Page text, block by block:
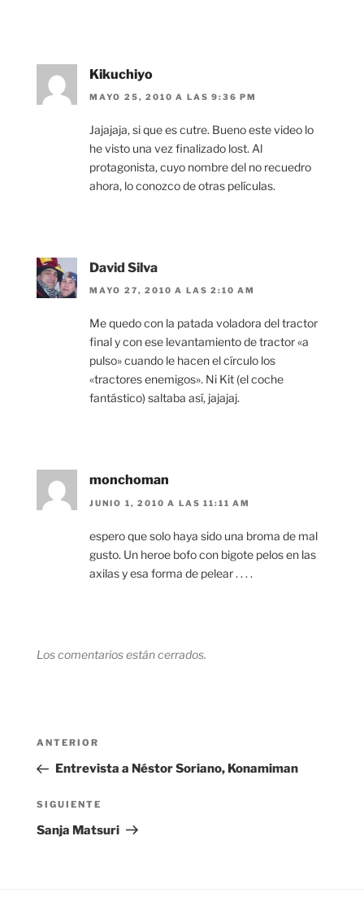
Kikuchiyo
MAYO 25, 2010 A LAS 9:36 PM
Jajajaja, si que es cutre. Bueno este video lo
he visto una vez finalizado lost. Al
protagonista, cuyo nombre del no recuedro
ahora, lo conozco de otras películas.
David Silva
MAYO 27, 2010 A LAS 2:10 AM
Me quedo con la patada voladora del tractor
final y con ese levantamiento de tractor «a
pulso» cuando le hacen el círculo los
«tractores enemigos». Ni Kit (el coche
fantástico) saltaba así, jajajaj.
monchoman
JUNIO 1, 2010 A LAS 11:11 AM
espero que solo haya sido una broma de mal
gusto. Un heroe bofo con bigote pelos en las
axilas y esa forma de pelear . . . .
Los comentarios están cerrados.
Navegación
entradas
Entrada
anterior:
ANTERIOR
Entrevista a Néstor Soriano, Konamiman
Siguiente
entrada
SIGUIENTE
Sanja Matsuri